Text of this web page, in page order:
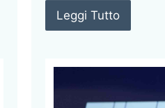
Leggi Tutto